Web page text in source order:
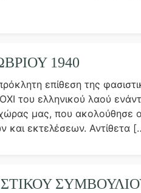
1940
επίθεση της
του ελληνικού λαού
μας, που ακολούθησε
και εκτελέσεων. Αντίθετα